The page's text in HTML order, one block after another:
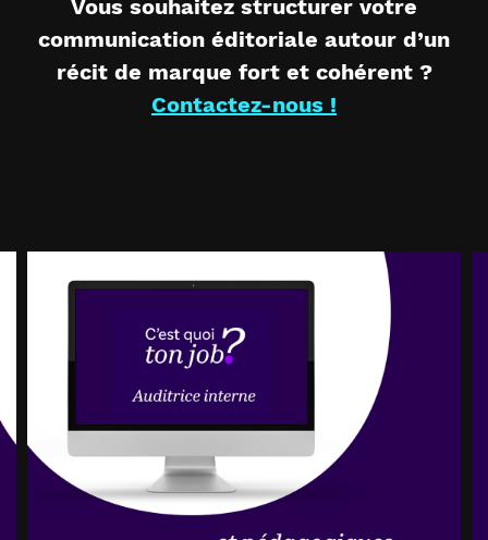
Vous souhaitez structurer votre
communication éditoriale autour d’un
récit de marque fort et cohérent ?
Contactez-nous !